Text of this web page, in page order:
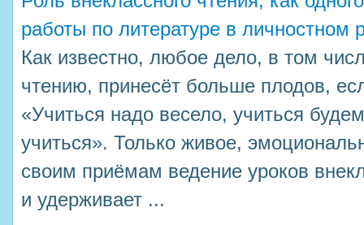
работы по литературе в личностном
Как известно, любое дело, в том
чтению, принесёт больше плодов,
«Учиться надо весело, учиться
учиться». Только живое,
своим приёмам ведение уроков
и удерживает ...